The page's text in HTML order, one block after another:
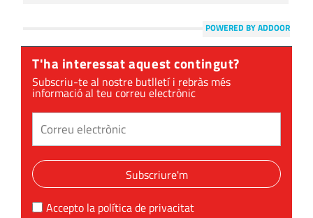
POWERED BY ADDOOR
T'ha interessat aquest contingut?
Subscriu-te al nostre butlletí i rebràs més
informació al teu correu electrònic
Subscriure'm
Accepto la política de privacitat